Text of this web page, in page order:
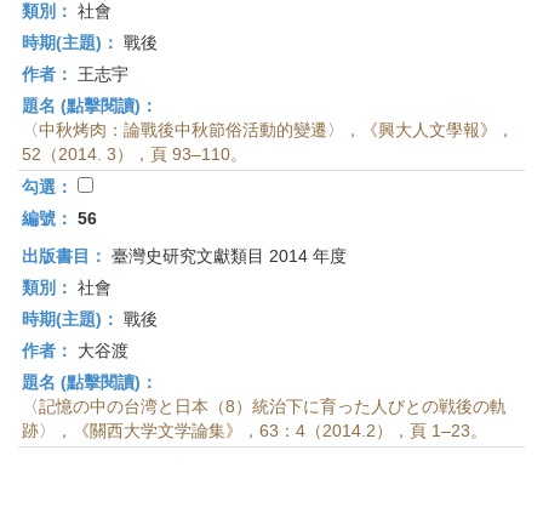
類別： 社會
時期(主題)： 戰後
作者：
王志宇
題名 (點擊閱讀)：
〈中秋烤肉：論戰後中秋節俗活動的變遷〉，《興大人文學報》，
52（2014. 3），頁 93–110。
勾選：
編號： 56
出版書目： 臺灣史研究文獻類目 2014 年度
類別： 社會
時期(主題)： 戰後
作者：
大谷渡
題名 (點擊閱讀)：
〈記憶の中の台湾と日本（8）統治下に育った人びとの戦後の軌
跡〉，《關西大学文学論集》，63：4（2014.2），頁 1–23。